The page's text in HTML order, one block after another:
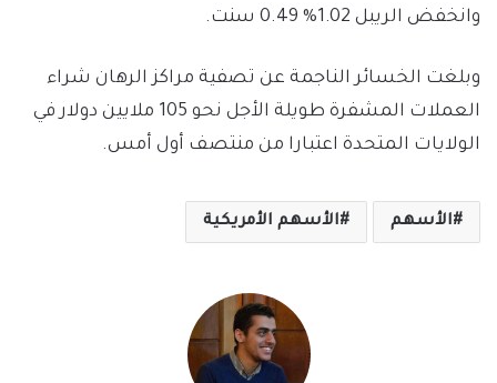
وانخفض الريبل 1.02% 0.49 سنت.
وبلغت الخسائر الناجمة عن تصفية مراكز الرهان شراء
العملات المشفرة طويلة الأجل نحو 105 ملايين دولار في
الولايات المتحدة اعتبارا من منتصف أول أمس.
الأسهم الأسهم الأمريكية